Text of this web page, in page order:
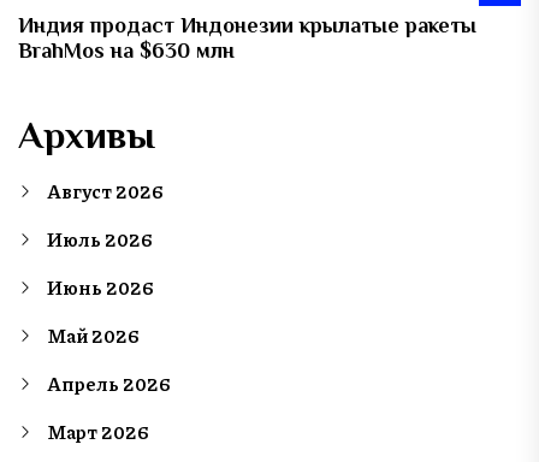
Индия продаст Индонезии крылатые ракеты
BrahMos на $630 млн
Архивы
Август 2026
Июль 2026
Июнь 2026
Май 2026
Апрель 2026
Март 2026